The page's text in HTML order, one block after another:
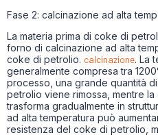
Fase 2: calcinazione ad alta
La materia prima di coke di
forno di calcinazione ad alta
coke di petrolio. calcinazione. La
generalmente compresa tra
processo, una grande quantità
petrolio viene rimossa, mentre la
trasforma gradualmente in
ad alta temperatura può
resistenza del coke di petrolio,